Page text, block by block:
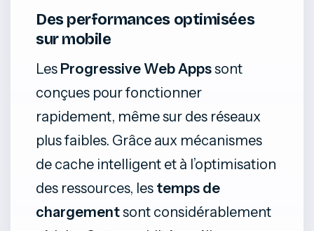
Des performances optimisées
sur mobile
Les Progressive Web Appssont
conçues pour fonctionner
rapidement, même sur des réseaux
plus faibles. Grâce aux mécanismes
de cache intelligent et à l’optimisation
des ressources, les temps de
chargementsont considérablement